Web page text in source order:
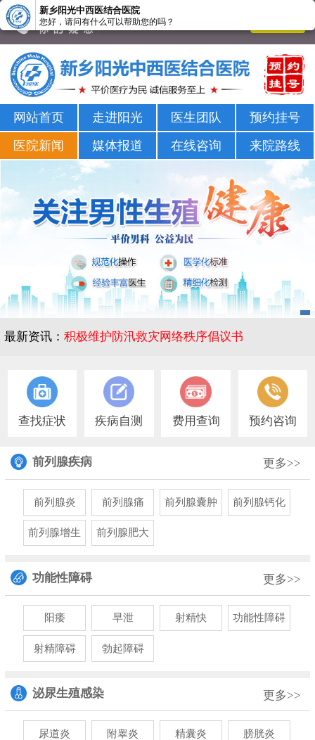
新乡男科医院-新乡市正规男科医院-新乡阳光男科医院
网站首页 走进阳光 医生团队
预约挂号
医院新闻
媒体报道 在线咨询 来院路线
最新资讯： 积极维护防汛救灾网络秩序倡议书
查找症状 疾病自测 费用查询 预约咨询
前列腺疾病 更多>>
前列腺炎 前列腺痛 前列腺囊肿 前列腺钙化
前列腺增生 前列腺肥大
功能性障碍 更多>>
阳痿 早泄 射精快 功能性障碍
射精障碍 勃起障碍
泌尿生殖感染 更多>>
尿道炎 附睾炎 精囊炎 膀胱炎
新乡阳光中西医结合医院
您好，请问有什么可以帮助您的吗？